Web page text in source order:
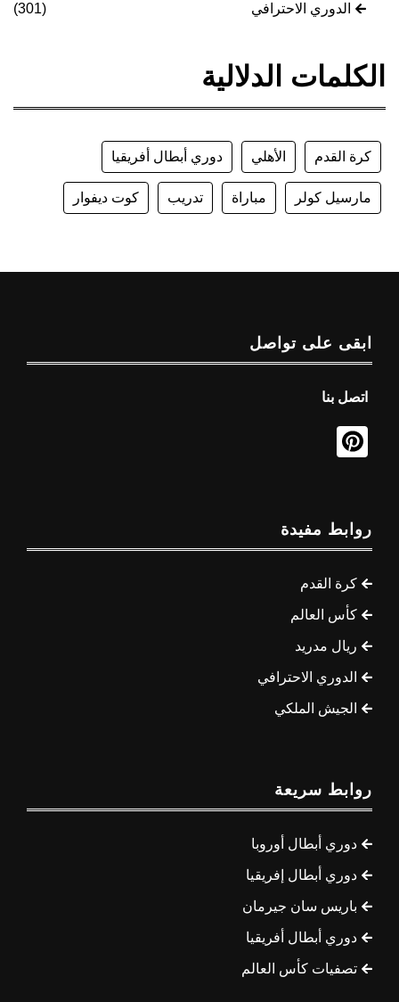
الدوري الاحترافي (301)
الكلمات الدلالية
كرة القدم الأهلي دوري أبطال أفريقيا
مارسيل كولر مباراة تدريب كوت ديفوار
ابقى على تواصل
اتصل بنا
روابط مفيدة
كرة القدم
كأس العالم
ريال مدريد
الدوري الاحترافي
الجيش الملكي
روابط سريعة
دوري أبطال أوروبا
دوري أبطال إفريقيا
باريس سان جيرمان
دوري أبطال أفريقيا
تصفيات كأس العالم